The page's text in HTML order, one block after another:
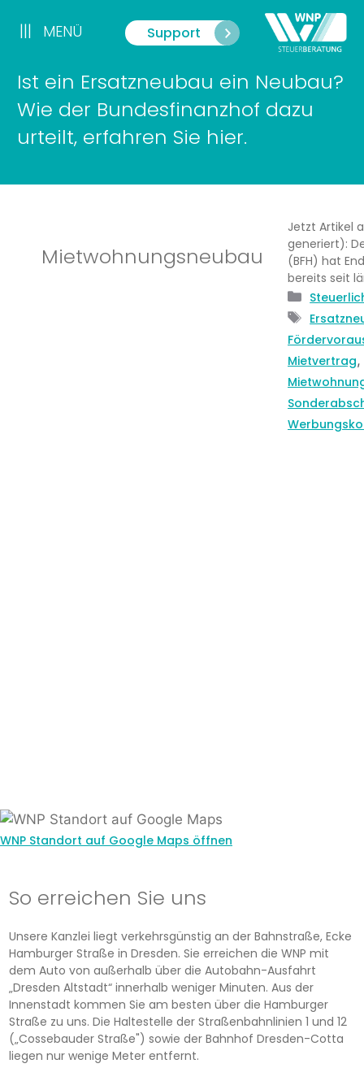
Inhalt
springen
Support
||| MENÜ
Ist ein Ersatzneubau ein Neubau?
Wie der Bundesfinanzhof dazu
urteilt, erfahren Sie hier.
Mietwohnungsneubau
Jetzt Artikel
generiert):
(BFH) hat
bereits seit
Mietvertrag,
WNP Standort auf Google Maps öffnen
So erreichen Sie uns
Unsere Kanzlei liegt verkehrsgünstig an der Bahnstraße, Ecke
Hamburger Straße in Dresden. Sie erreichen die WNP mit
dem Auto von außerhalb über die Autobahn-Ausfahrt
„Dresden Altstadt“ innerhalb weniger Minuten. Aus der
Innenstadt kommen Sie am besten über die Hamburger
Straße zu uns. Die Haltestelle der Straßenbahnlinien 1 und 12
(„Cossebauder Straße") sowie der Bahnhof Dresden-Cotta
liegen nur wenige Meter entfernt.